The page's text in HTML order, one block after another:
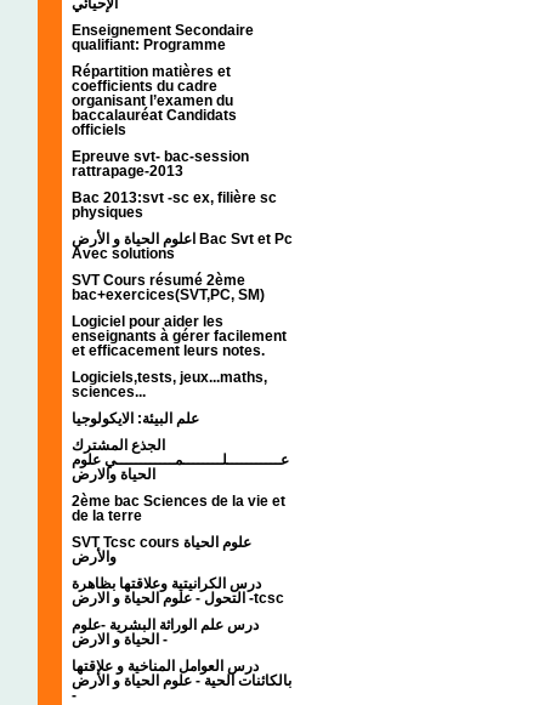
الإحيائي
Enseignement Secondaire
qualifiant: Programme
Répartition matières et
coefficients du cadre
organisant l’examen du
baccalauréat Candidats
officiels
Epreuve svt- bac-session
rattrapage-2013
Bac 2013:svt -sc ex, filière sc
physiques
اعلوم الحياة و الأرض Bac Svt et Pc
Avec solutions
SVT Cours résumé 2ème
bac+exercices(SVT,PC, SM)
Logiciel pour aider les
enseignants à gérer facilement
et efficacement leurs notes.
Logiciels,tests, jeux...maths,
sciences...
علم البيئة: الايكولوجيا
الجذع المشترك
عـــــــــــلــــــــمــــــــــــي علوم
الحياة والارض
2ème bac Sciences de la vie et
de la terre
SVT Tcsc cours علوم الحياة
والأرض
درس الكرانيتية وعلاقتها بظاهرة
التحول - علوم الحياة و الارض -tcsc
درس علم الوراثة البشرية -علوم
الحياة و الارض -
درس العوامل المناخية و علاقتها
بالكائنات الحية - علوم الحياة و الأرض
-